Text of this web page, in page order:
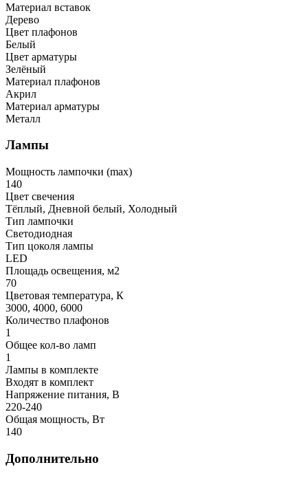
Материал вставок
Дерево
Цвет плафонов
Белый
Цвет арматуры
Зелёный
Материал плафонов
Акрил
Материал арматуры
Металл
Лампы
Мощность лампочки (max)
140
Цвет свечения
Тёплый, Дневной белый, Холодный
Тип лампочки
Светодиодная
Тип цоколя лампы
LED
Площадь освещения, м2
70
Цветовая температура, К
3000, 4000, 6000
Количество плафонов
1
Общее кол-во ламп
1
Лампы в комплекте
Входят в комплект
Напряжение питания, В
220-240
Общая мощность, Вт
140
Дополнительно